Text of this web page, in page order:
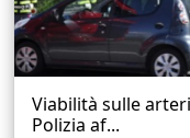
Viabilità sulle
Polizia af...